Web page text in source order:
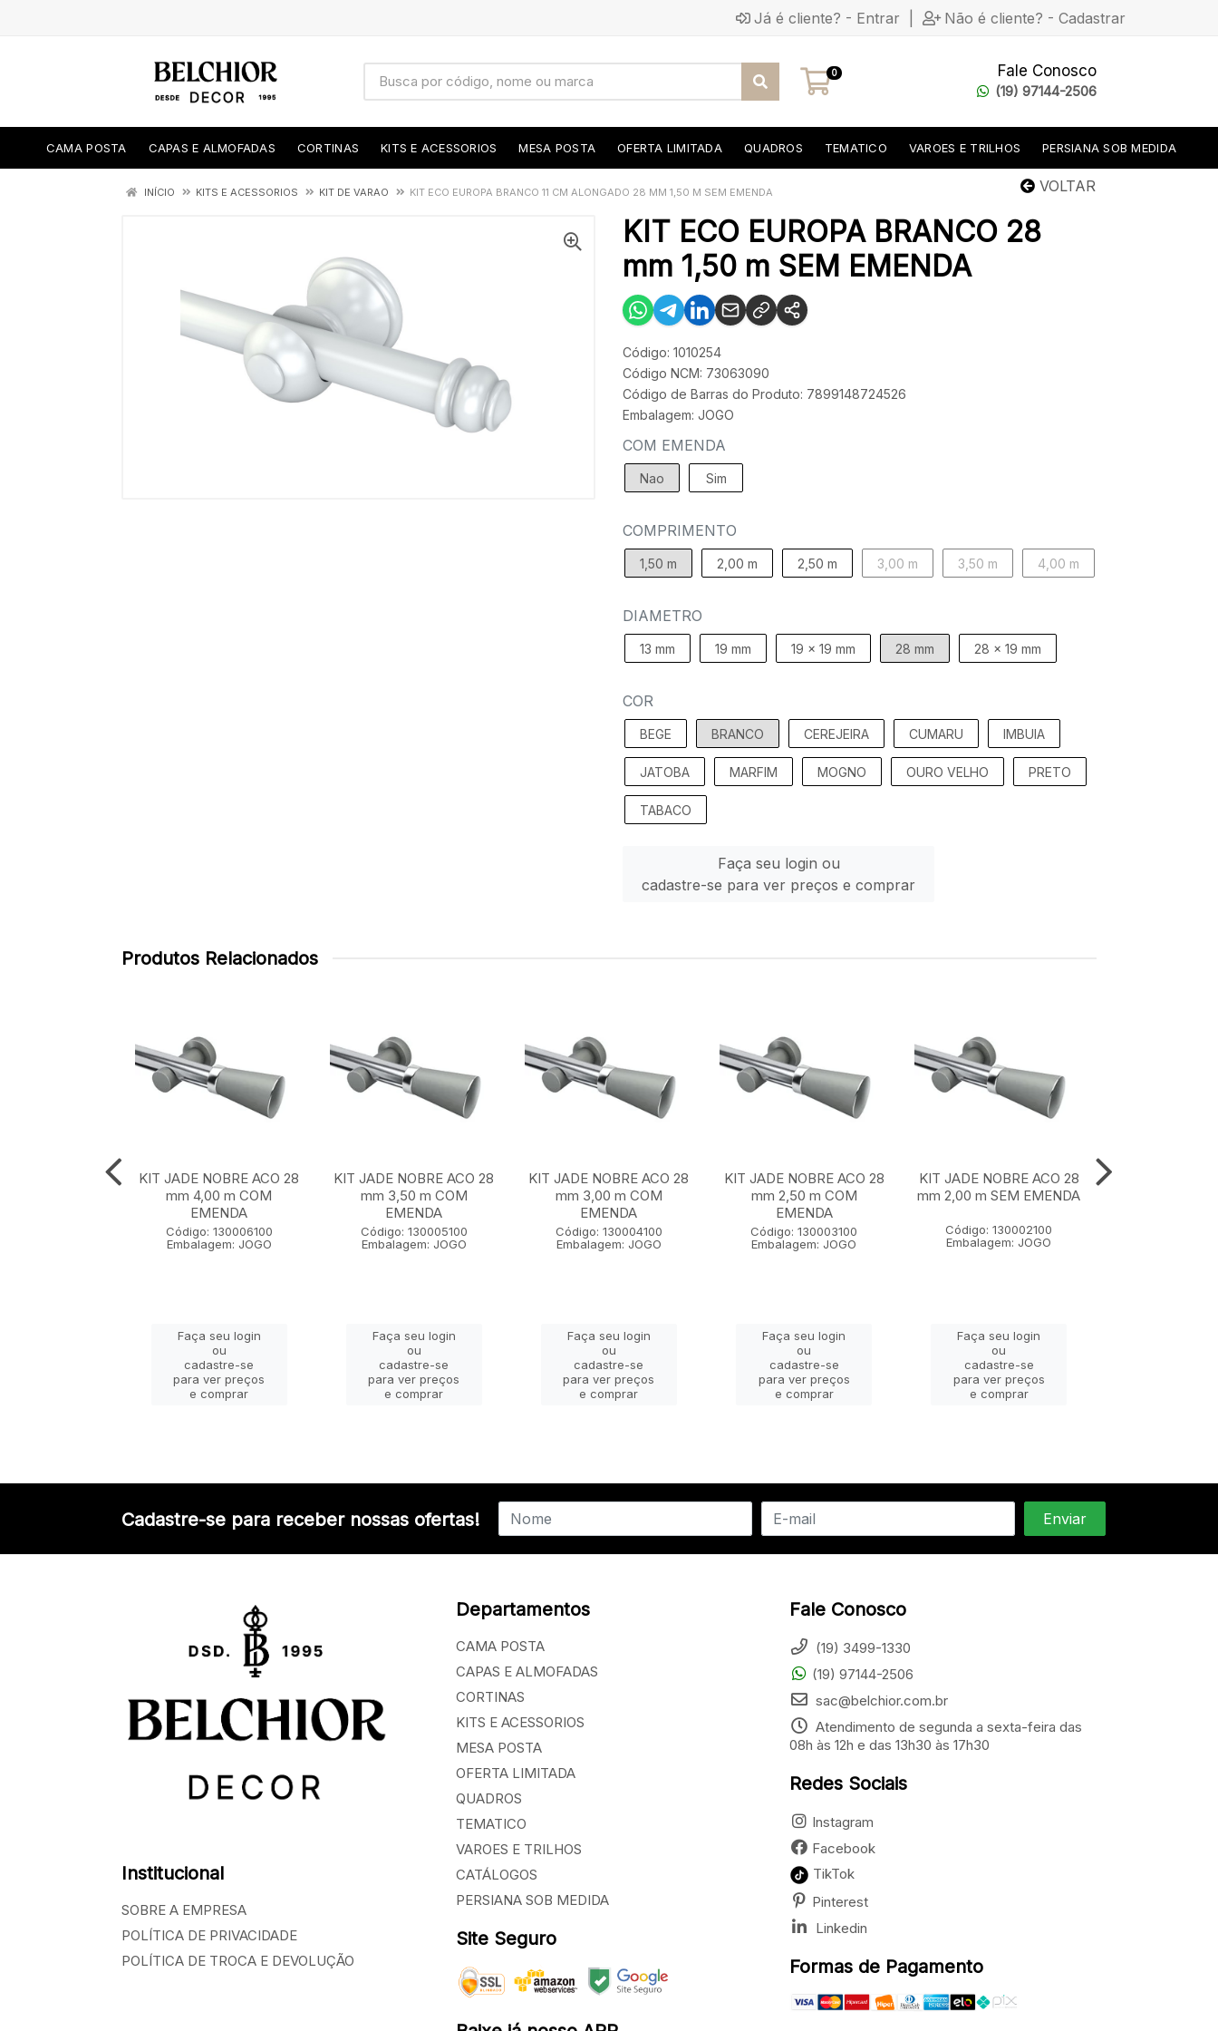
Já é cliente? - Entrar Não é cliente? - Cadastrar
0 Fale Conosco
(19) 97144-2506
CAMA POSTA CAPAS E ALMOFADAS CORTINAS KITS E ACESSORIOS MESA POSTA OFERTA LIMITADA QUADROS TEMATICO VAROES E TRILHOS PERSIANA SOB MEDIDA
VOLTAR
INÍCIO KITS E ACESSORIOS KIT DE VARAO KIT ECO EUROPA BRANCO 11 CM ALONGADO 28 MM 1,50 M SEM EMENDA
KIT ECO EUROPA BRANCO 28
mm 1,50 m SEM EMENDA
Código: 1010254
Código NCM: 73063090
Código de Barras do Produto: 7899148724526
Embalagem: JOGO
COM EMENDA
Nao Sim
COMPRIMENTO
1,50 m 2,00 m 2,50 m 3,00 m 3,50 m 4,00 m
DIAMETRO
13 mm 19 mm 19 x 19 mm 28 mm 28 x 19 mm
COR
BEGE BRANCO CEREJEIRA CUMARU IMBUIA
JATOBA MARFIM MOGNO OURO VELHO PRETO
TABACO
Faça seu login ou
cadastre-se para ver preços e comprar
Produtos Relacionados
KIT JADE NOBRE ACO 28
mm 4,00 m COM
EMENDA
Código: 130006100
Embalagem: JOGO
Faça seu login
ou
cadastre-se
para ver preços
e comprar
KIT JADE NOBRE ACO 28
mm 3,50 m COM
EMENDA
Código: 130005100
Embalagem: JOGO
Faça seu login
ou
cadastre-se
para ver preços
e comprar
KIT JADE NOBRE ACO 28
mm 3,00 m COM
EMENDA
Código: 130004100
Embalagem: JOGO
Faça seu login
ou
cadastre-se
para ver preços
e comprar
KIT JADE NOBRE ACO 28
mm 2,50 m COM
EMENDA
Código: 130003100
Embalagem: JOGO
Faça seu login
ou
cadastre-se
para ver preços
e comprar
KIT JADE NOBRE ACO 28
mm 2,00 m SEM EMENDA
Código: 130002100
Embalagem: JOGO
Faça seu login
ou
cadastre-se
para ver preços
e comprar
Cadastre-se para receber nossas ofertas!
Institucional
SOBRE A EMPRESA
POLÍTICA DE PRIVACIDADE
POLÍTICA DE TROCA E DEVOLUÇÃO
Departamentos
CAMA POSTA
CAPAS E ALMOFADAS
CORTINAS
KITS E ACESSORIOS
MESA POSTA
OFERTA LIMITADA
QUADROS
TEMATICO
VAROES E TRILHOS
CATÁLOGOS
PERSIANA SOB MEDIDA
Site Seguro
Fale Conosco
(19) 3499-1330
(19) 97144-2506
sac@belchior.com.br
Atendimento de segunda a sexta-feira das
08h às 12h e das 13h30 às 17h30
Redes Sociais
Instagram
Facebook
TikTok
Pinterest
Linkedin
Formas de Pagamento